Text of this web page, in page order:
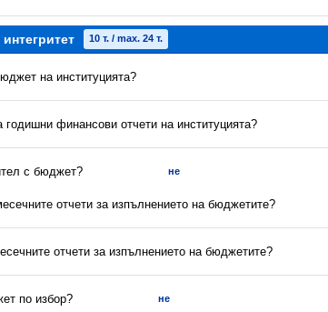
10 т. / max. 24 т.
на институцията?
финансови отчети на институцията?
с бюджет? не
отчети за изпълнението на бюджетите?
отчети за изпълнението на бюджетите?
по избор? не